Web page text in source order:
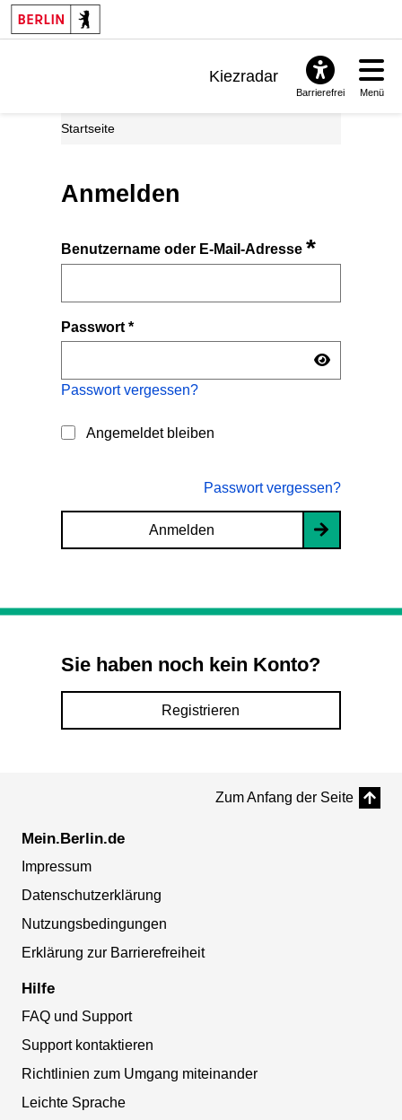
Kiezradar
Barrierefrei Menü
Startseite
Anmelden
Benutzername oder E-Mail-Adresse*
Passwort*
Passwort vergessen?
Angemeldet bleiben
Passwort vergessen?
Anmelden
Sie haben noch kein Konto?
Registrieren
Zum Anfang der Seite
Mein.Berlin.de
Impressum
Datenschutzerklärung
Nutzungsbedingungen
Erklärung zur Barrierefreiheit
Hilfe
FAQ und Support
Support kontaktieren
Richtlinien zum Umgang miteinander
Leichte Sprache